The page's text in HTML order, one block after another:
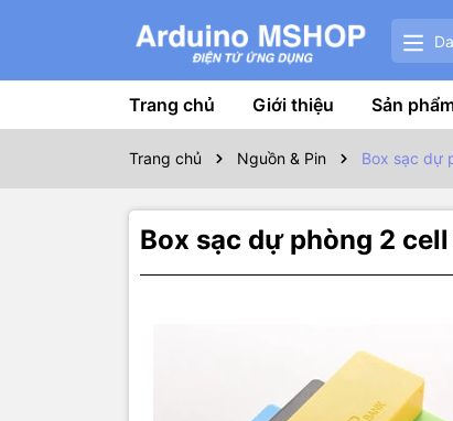
Trang chủ Giới thiệu Sản
Trang chủ Nguồn & Pin Box sạc dự
Box sạc dự phòng 2